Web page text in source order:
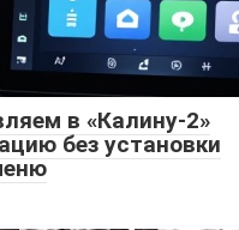
в «Калину-2»
без установки